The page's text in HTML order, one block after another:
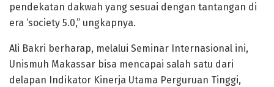
pendekatan dakwah yang sesuai dengan tantangan di
era ‘society 5.0,” ungkapnya.
Ali Bakri berharap, melalui Seminar Internasional ini,
Unismuh Makassar bisa mencapai salah satu dari
delapan Indikator Kinerja Utama Perguruan Tinggi,